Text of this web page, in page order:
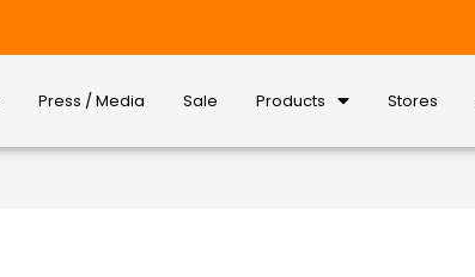
Press / Media Sale Products Stores